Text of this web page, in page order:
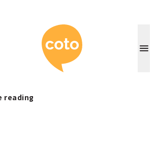
Coto 日本
reading
本语学校